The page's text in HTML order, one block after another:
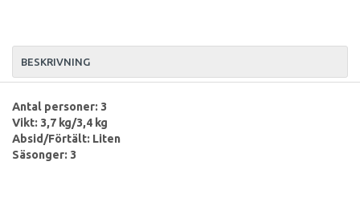
BESKRIVNING
Antal personer: 3
Vikt: 3,7 kg/3,4 kg
Absid/Förtält: Liten
Säsonger: 3